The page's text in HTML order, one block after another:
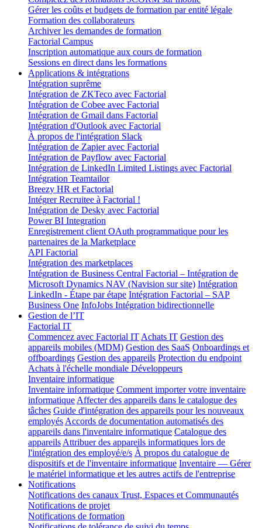
Gérer les coûts et budgets de formation par entité légale
Formation des collaborateurs
Archiver les demandes de formation
Factorial Campus
Inscription automatique aux cours de formation
Sessions en direct dans les formations
Applications & intégrations
Intégration suprême
Intégration de ZKTeco avec Factorial
Intégration de Cobee avec Factorial
Intégration de Gmail dans Factorial
Intégration d'Outlook avec Factorial
À propos de l'intégration Slack
Intégration de Zapier avec Factorial
Intégration de Payflow avec Factorial
Intégration de LinkedIn Limited Listings avec Factorial
Intégration Teamtailor
Breezy HR et Factorial
Intégrer Recruitee à Factorial !
Intégration de Desky avec Factorial
Power BI Integration
Enregistrement client OAuth programmatique pour les
partenaires de la Marketplace
API Factorial
Intégration des marketplaces
Intégration de Business Central Factorial – Intégration de
Microsoft Dynamics NAV (Navision sur site) Intégration
LinkedIn - Étape par étape Intégration Factorial – SAP
Business One InfoJobs Intégration bidirectionnelle
Gestion de l’IT
Factorial IT
Commencez avec Factorial IT Achats IT Gestion des
appareils mobiles (MDM) Gestion des SaaS Onboardings et
offboardings Gestion des appareils Protection du endpoint
Achats à l'échelle mondiale Développeurs
Inventaire informatique
Inventaire informatique Comment importer votre inventaire
informatique Affecter des appareils dans le catalogue des
tâches Guide d'intégration des appareils pour les nouveaux
employés Accords de documentation automatisés des
appareils dans l'inventaire informatique Catalogue des
appareils Attribuer des appareils informatiques lors de
l'intégration des employé/e/s À propos du catalogue de
dispositifs et de l'inventaire informatique Inventaire — Gérer
le matériel informatique et les autres actifs de l'entreprise
Notifications
Notifications des canaux Trust, Espaces et Communautés
Notifications de projet
Notifications de formation